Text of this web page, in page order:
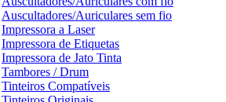
Auscultadores/Auriculares sem fio
Impressora a Laser
Impressora de Etiquetas
Impressora de Jato Tinta
Tambores / Drum
Tinteiros Compatíveis